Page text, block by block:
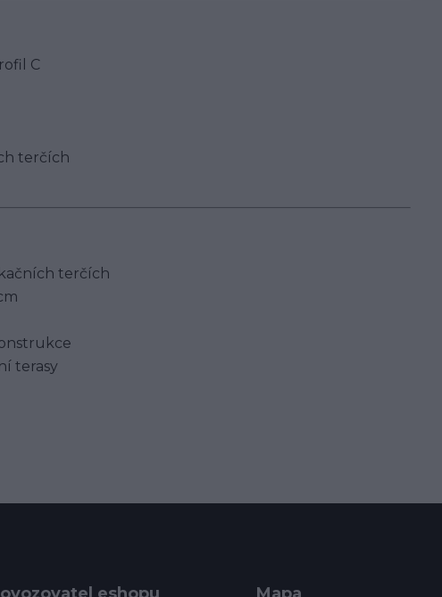
C
terčích
terčích
terasy